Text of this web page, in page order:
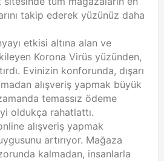
takip ederek yüzünüz daha
etkisi altına alan ve
Korona Virüs yüzünden,
Evinizin konforunda, dışarı
alışveriş yapmak büyük
temassız ödeme
oldukça rahatlattı.
alışveriş yapmak
artırıyor. Mağaza
kalmadan, insanlarla